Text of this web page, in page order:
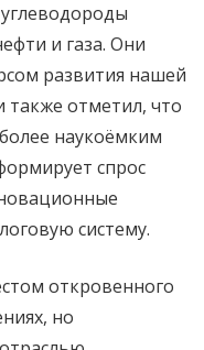
и газа. Они
развития нашей
также отметил, что
наукоёмким
спрос
систему.
откровенного
но